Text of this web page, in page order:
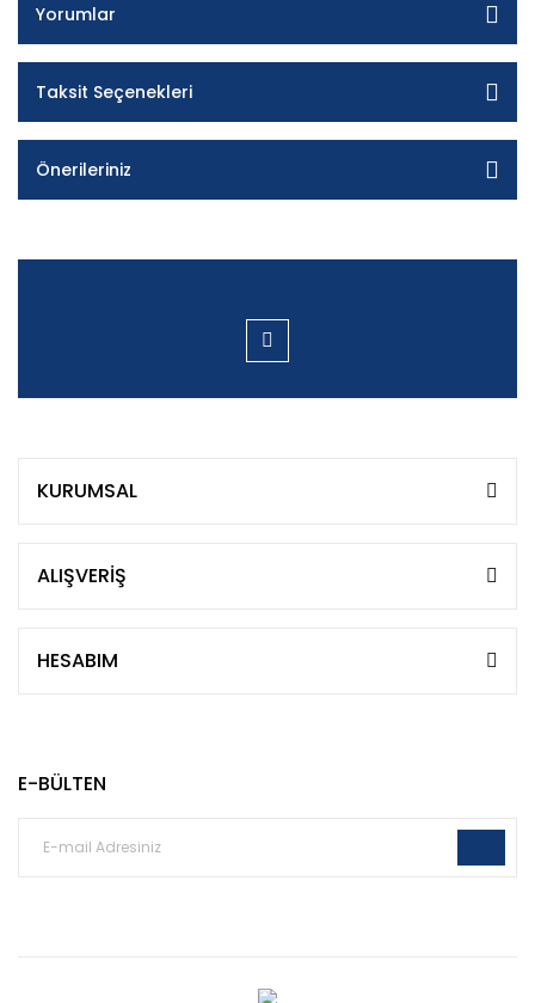
Yorumlar
Taksit Seçenekleri
Önerileriniz
KURUMSAL
ALIŞVERİŞ
HESABIM
E-BÜLTEN